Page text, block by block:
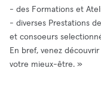
- des Formations et
- diverses Prestations
et consoeurs
En bref, venez
votre mieux-être. »